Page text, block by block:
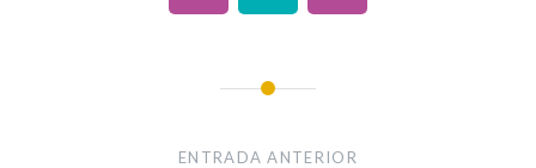
ENTRADA ANTERIOR